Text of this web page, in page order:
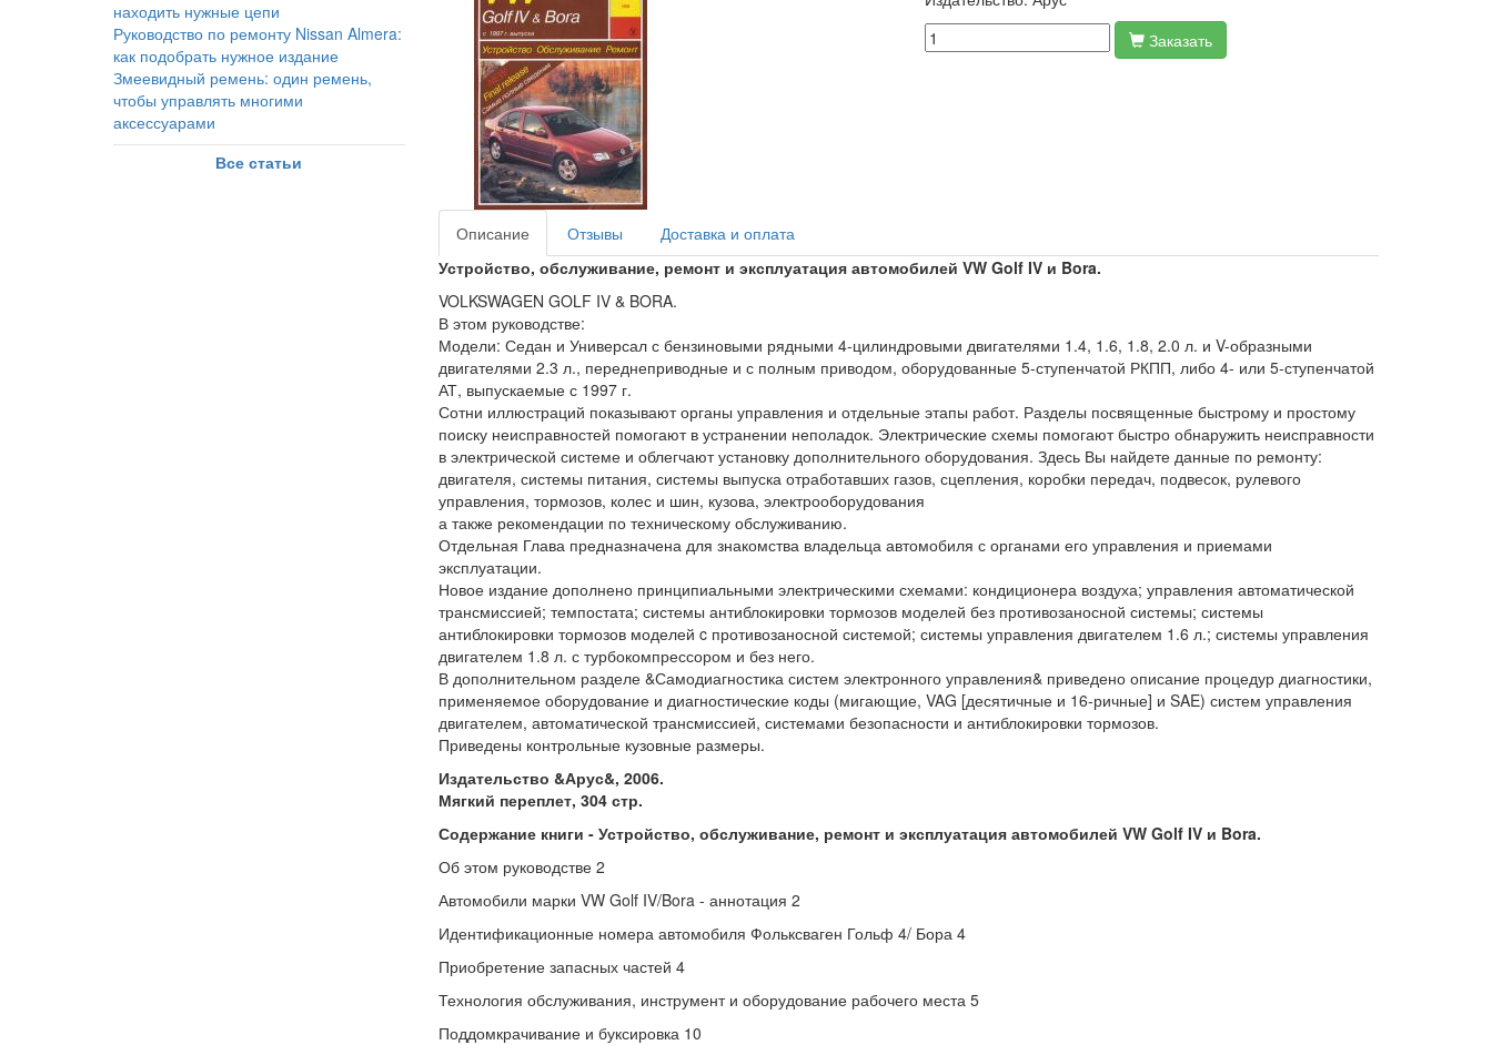
находить нужные цепи
Руководство по ремонту Nissan Almera:
как подобрать нужное издание
Змеевидный ремень: один ремень,
чтобы управлять многими
аксессуарами
Все статьи
Заказать
Описание Отзывы
Доставка и оплата
Устройство, обслуживание, ремонт и эксплуатация автомобилей VW Golf IV и Bora.
VOLKSWAGEN GOLF IV & BORA.
В этом руководстве:
Модели: Седан и Универсал с бензиновыми рядными 4-цилиндровыми двигателями 1.4, 1.6, 1.8, 2.0 л. и V-образными
двигателями 2.3 л., переднеприводные и с полным приводом, оборудованные 5-ступенчатой РКПП, либо 4- или 5-ступенчатой
АТ, выпускаемые с 1997 г.
Сотни иллюстраций показывают органы управления и отдельные этапы работ. Разделы посвященные быстрому и простому
поиску неисправностей помогают в устранении неполадок. Электрические схемы помогают быстро обнаружить неисправности
в электрической системе и облегчают установку дополнительного оборудования. Здесь Вы найдете данные по ремонту:
двигателя, системы питания, системы выпуска отработавших газов, сцепления, коробки передач, подвесок, рулевого
управления, тормозов, колес и шин, кузова, электрооборудования
а также рекомендации по техническому обслуживанию.
Отдельная Глава предназначена для знакомства владельца автомобиля с органами его управления и приемами
эксплуатации.
Новое издание дополнено принципиальными электрическими схемами: кондиционера воздуха; управления автоматической
трансмиссией; темпостата; системы антиблокировки тормозов моделей без противозаносной системы; системы
антиблокировки тормозов моделей c противозаносной системой; системы управления двигателем 1.6 л.; системы управления
двигателем 1.8 л. с турбокомпрессором и без него.
В дополнительном разделе &Самодиагностика систем электронного управления& приведено описание процедур диагностики,
применяемое оборудование и диагностические коды (мигающие, VAG [десятичные и 16-ричные] и SAE) систем управления
двигателем, автоматической трансмиссией, системами безопасности и антиблокировки тормозов.
Приведены контрольные кузовные размеры.
Издательство &Арус&, 2006.
Мягкий переплет, 304 стр.
Содержание книги - Устройство, обслуживание, ремонт и эксплуатация автомобилей VW Golf IV и Bora.
Об этом руководстве 2
Автомобили марки VW Golf IV/Bora - аннотация 2
Идентификационные номера автомобиля Фольксваген Гольф 4/ Бора 4
Приобретение запасных частей 4
Технология обслуживания, инструмент и оборудование рабочего места 5
Поддомкрачивание и буксировка 10